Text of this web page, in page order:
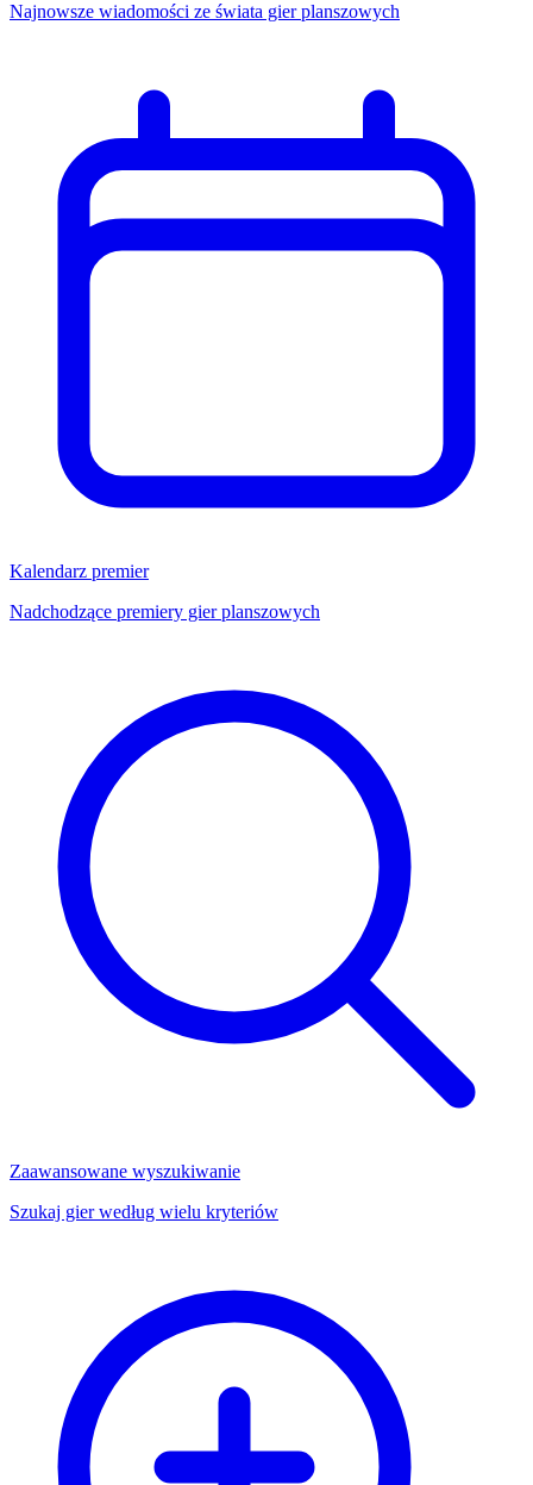
Najnowsze wiadomości ze świata gier planszowych
Kalendarz premier
Nadchodzące premiery gier planszowych
Zaawansowane wyszukiwanie
Szukaj gier według wielu kryteriów